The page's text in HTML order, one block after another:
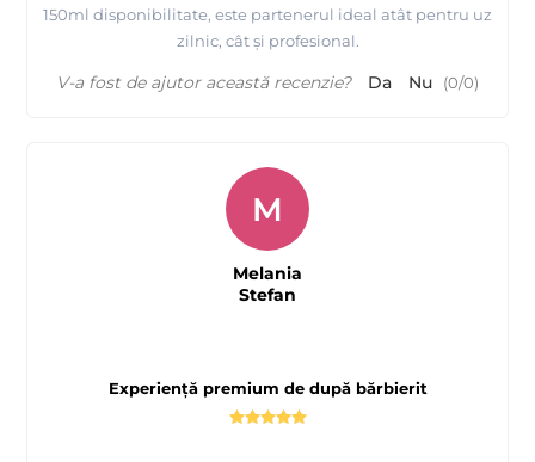
150ml disponibilitate, este partenerul ideal atât pentru uz
zilnic, cât și profesional.
V-a fost de ajutor această recenzie? Da Nu (0/0)
Experiență premium de după bărbierit
M
Melania
Stefan